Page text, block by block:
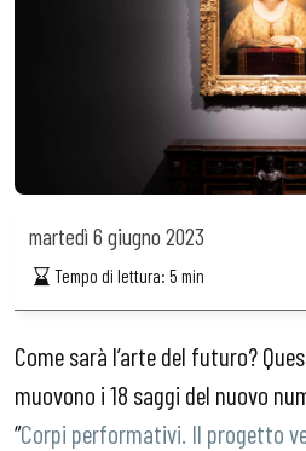
martedì 6 giugno 2023
Tempo di lettura:5 min
Come sarà l’arte del futuro?
muovono i 18 saggi del nuovo
“Corpi performativi. Il progetto